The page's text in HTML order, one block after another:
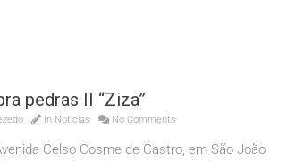
pedras II “Ziza”
In Noticias No Comments
Celso Cosme de Castro, em São João